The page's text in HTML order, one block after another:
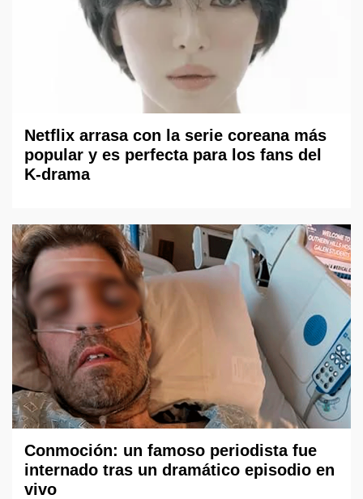
Netflix arrasa con la serie coreana más
popular y es perfecta para los fans del
K-drama
Conmoción: un famoso periodista fue
internado tras un dramático episodio en
vivo